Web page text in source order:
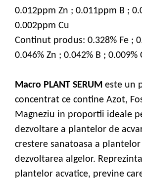
0.012ppm Zn ; 0.011ppm B ;
0.002ppm Cu
Continut produs: 0.328% Fe ;
0.046% Zn ; 0.042% B ; 0.009%
Macro PLANT SERUM este un
concentrat ce contine Azot,
Magneziu in proportii ideale
dezvoltare a plantelor de
crestere sanatoasa a
dezvoltarea algelor.
plantelor acvatice, previne